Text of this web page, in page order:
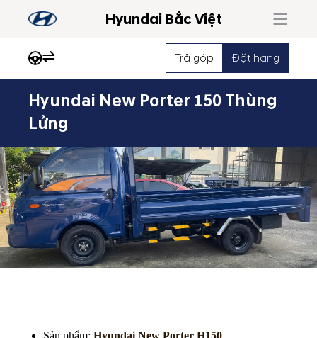
Hyundai Bắc Việt
Trả góp Đặt hàng
Hyundai New Porter 150 Thùng
Lửng
Sản phẩm: Hyundai New Porter H150